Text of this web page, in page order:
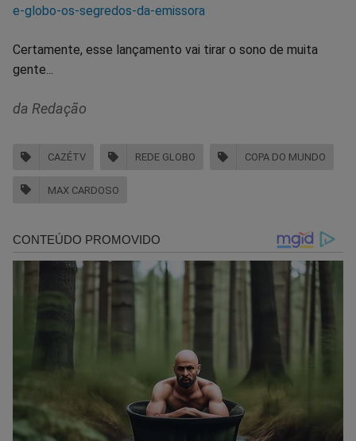
e-globo-os-segredos-da-emissora
Certamente, esse lançamento vai tirar o sono de muita
gente...
da Redação
CAZÉTV REDE GLOBO COPA DO MUNDO
MAX CARDOSO